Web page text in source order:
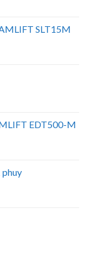
SLT15M
EDT500-M
phuy